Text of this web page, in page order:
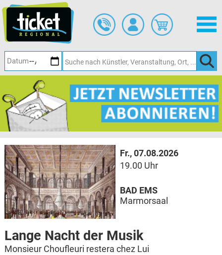
Hauptinhalt
springen
Fr., 07.08.2026
19.00 Uhr
Lange Nacht der Musik
Monsieur Choufleuri restera chez Lui
BAD EMS
Marmorsaal